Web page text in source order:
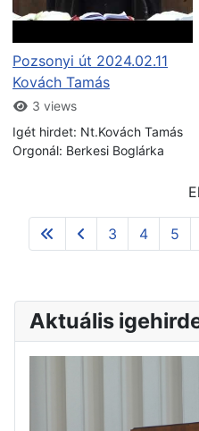
Pozsonyi út 2024.02.11
Kovách Tamás
3 views
Igét hirdet: Nt.Kovách Tamás
Orgonál: Berkesi Boglárka
3 4 5
Aktuális